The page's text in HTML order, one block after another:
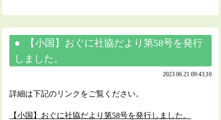
【小国】おぐに社協だより第58号を発行
しました。
2023.06.21 09:43;10
詳細は下記のリンクをご覧ください。
【小国】おぐに社協だより第58号を発行しました。